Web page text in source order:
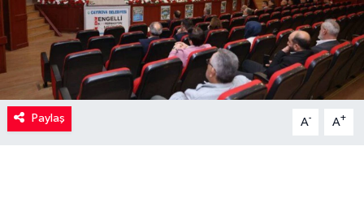
Paylaş A- A+